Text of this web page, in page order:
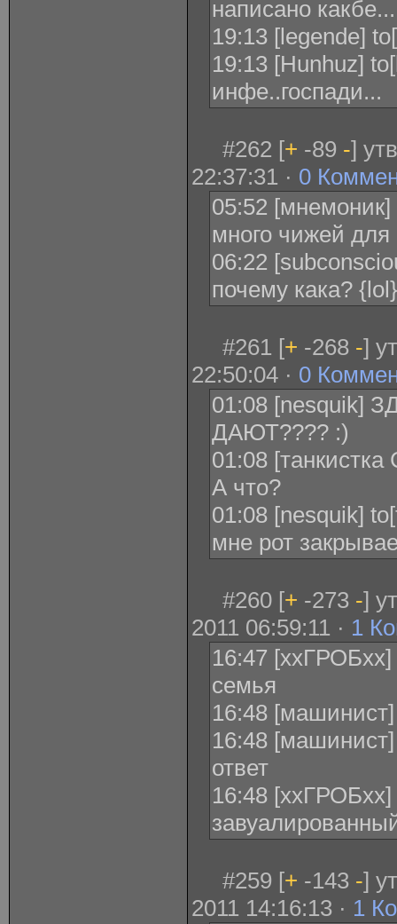
написано
19:13 [legende]
19:13 [Hunhuz]
инфе..госпади...
#262 [+ -89 -]
22:37:31 · 0
05:52 [мнемоник]
много чижей для
06:22
почему кака? {lol}
#261 [+ -268 -]
22:50:04 · 0
01:08 [nesquik]
ДАЮТ???? :)
01:08
А что?
01:08 [nesquik]
мне рот
#260 [+ -273 -]
2011 06:59:11 · 1
16:47
семья
16:48
16:48
ответ
16:48
#259 [+ -143 -]
2011 14:16:13 · 1